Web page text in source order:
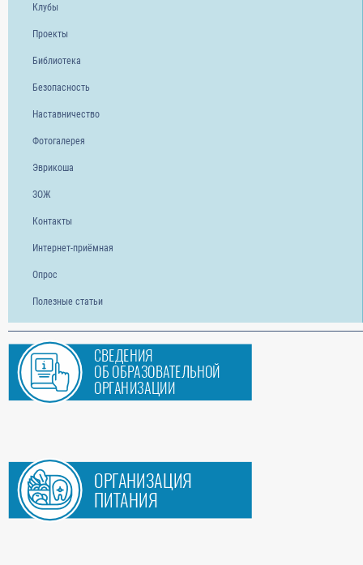
Клубы
Проекты
Библиотека
Безопасность
Наставничество
Фотогалерея
Эврикоша
ЗОЖ
Контакты
Интернет-приёмная
Опрос
Полезные статьи